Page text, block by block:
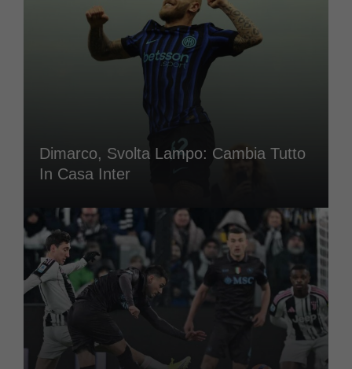
Dimarco, Svolta Lampo: Cambia Tutto
In Casa Inter